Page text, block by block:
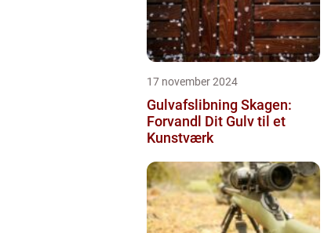
17 november 2024
Gulvafslibning Skagen:
Forvandl Dit Gulv til et
Kunstværk